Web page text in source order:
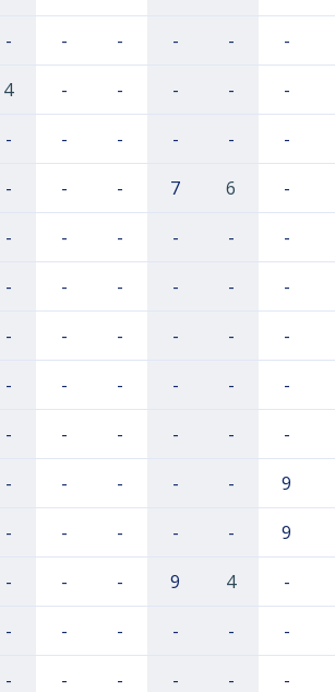
- - - - - -
4 - - - - -
- - - - - -
- - - 7 6 -
- - - - - -
- - - - - -
- - - - - -
- - - - - -
- - - - - -
- - - - - 9
- - - - - 9
- - - 9 4 -
- - - - - -
- - - - - -